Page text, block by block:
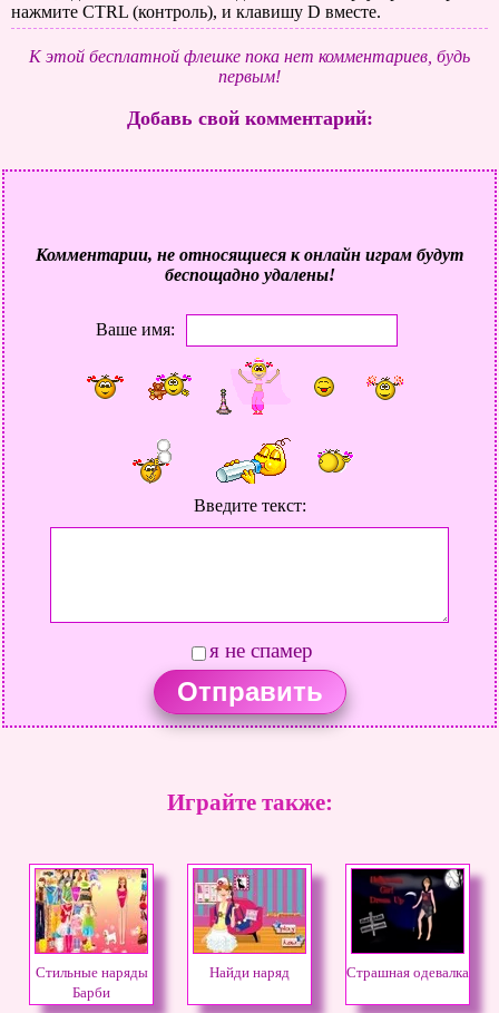
нажмите CTRL (контроль), и клавишу D вместе.
К этой бесплатной флешке пока нет комментариев, будь
первым!
Добавь свой комментарий:
Комментарии, не относящиеся к онлайн играм будут
беспощадно удалены!
Ваше имя:
Введите текст:
я не спамер
Играйте также:
Стильные наряды
Барби
Найди наряд Страшная одевалка